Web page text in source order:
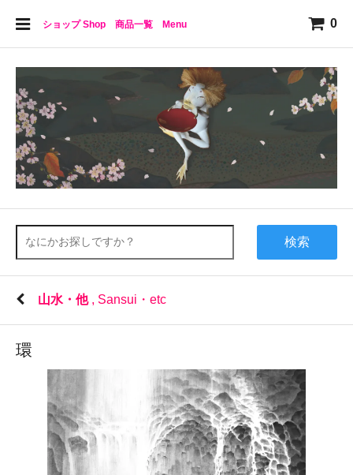
ショップ Shop 商品一覧 Menu 0
検索
山水・他, Sansui・etc
環